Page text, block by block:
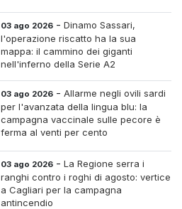
03 ago 2026 -Dinamo Sassari,
l'operazione riscatto ha la sua
mappa: il cammino dei giganti
nell'inferno della Serie A2
03 ago 2026 -Allarme negli ovili sardi
per l'avanzata della lingua blu: la
campagna vaccinale sulle pecore è
ferma al venti per cento
03 ago 2026 -La Regione serra i
ranghi contro i roghi di agosto: vertice
a Cagliari per la campagna
antincendio